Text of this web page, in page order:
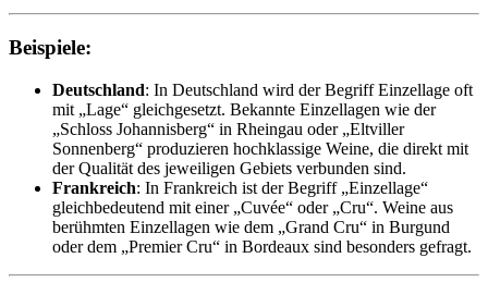
Beispiele:
Deutschland: In Deutschland wird der Begriff Einzellage oft
mit „Lage“ gleichgesetzt. Bekannte Einzellagen wie der
„Schloss Johannisberg“ in Rheingau oder „Eltviller
Sonnenberg“ produzieren hochklassige Weine, die direkt mit
der Qualität des jeweiligen Gebiets verbunden sind.
Frankreich: In Frankreich ist der Begriff „Einzellage“
gleichbedeutend mit einer „Cuvée“ oder „Cru“. Weine aus
berühmten Einzellagen wie dem „Grand Cru“ in Burgund
oder dem „Premier Cru“ in Bordeaux sind besonders gefragt.